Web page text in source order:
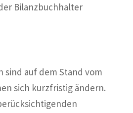
Bilanzbuchhalter
sind auf dem Stand vom
sich kurzfristig ändern.